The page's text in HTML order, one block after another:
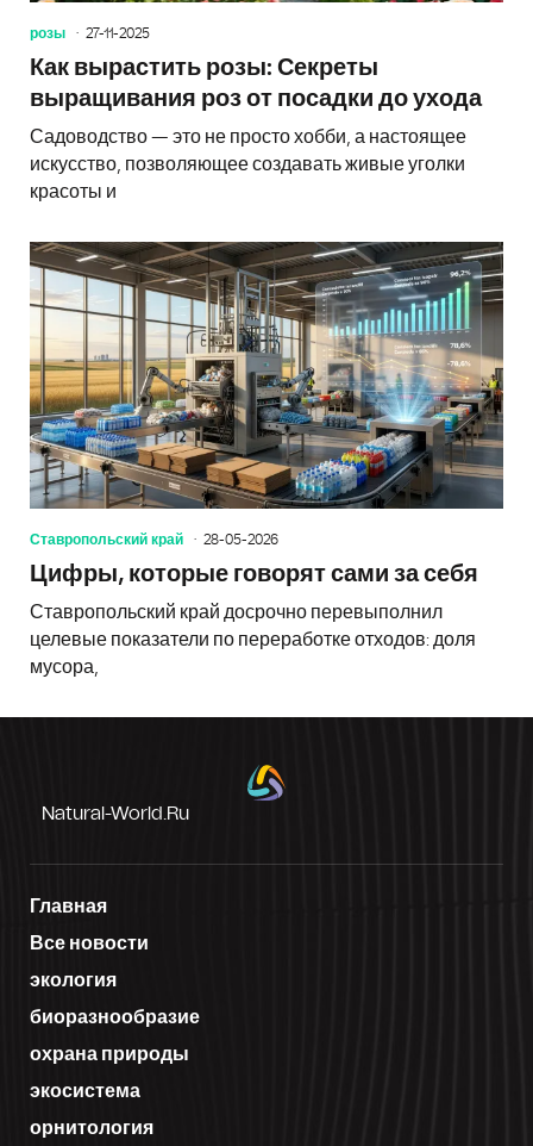
розы 27-11-2025
Как вырастить розы: Секреты
выращивания роз от посадки до ухода
Садоводство — это не просто хобби, а настоящее
искусство, позволяющее создавать живые уголки
красоты и
Ставропольский край 28-05-2026
Цифры, которые говорят сами за себя
Ставропольский край досрочно перевыполнил
целевые показатели по переработке отходов: доля
мусора,
Natural-World.ru
Главная
Все новости
экология
биоразнообразие
охрана природы
экосистема
орнитология